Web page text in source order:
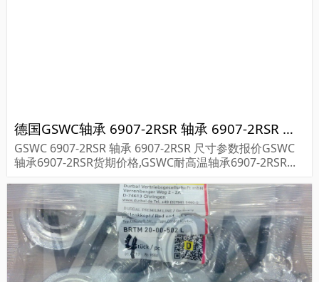
德国GSWC轴承 6907-2RSR 轴承 6907-2RSR 尺寸参数报价
GSWC 6907-2RSR 轴承 6907-2RSR 尺寸参数报价GSWC
轴承6907-2RSR货期价格,GSWC耐高温轴承6907-2RSR...